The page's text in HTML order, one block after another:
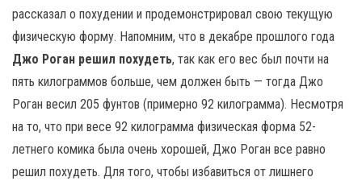
рассказал о похудении и продемонстрировал свою текущую
физическую форму. Напомним, что в декабре прошлого года
Джо Роган решил похудеть, так как его вес был почти на
пять килограммов больше, чем должен быть — тогда Джо
Роган весил 205 фунтов (примерно 92 килограмма). Несмотря
на то, что при весе 92 килограмма физическая форма 52-
летнего комика была очень хорошей, Джо Роган все равно
решил похудеть. Для того, чтобы избавиться от лишнего